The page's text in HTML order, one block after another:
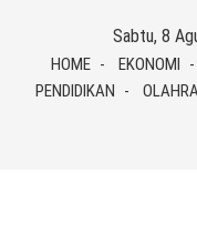
content
Sabtu, 8
HOME EKONOMI
PENDIDIKAN